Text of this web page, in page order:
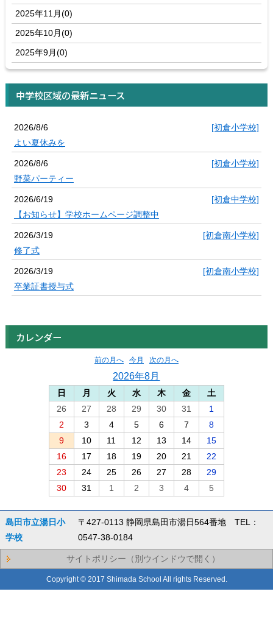
2025年11月(0)
2025年10月(0)
2025年9月(0)
中学校区域の最新ニュース
2026/8/6
[初倉小学校]
よい夏休みを
2026/8/6
[初倉小学校]
野菜パーティー
2026/6/19
[初倉中学校]
【お知らせ】学校ホームページ調整中
2026/3/19
[初倉南小学校]
修了式
2026/3/19
[初倉南小学校]
卒業証書授与式
カレンダー
前の月へ 今月 次の月へ
2026年8月
日 月 火 水 木 金
土
26
27 28 29 30 31
1
2
3 4 5 6 7
8
9
10 11 12 13 14
15
16
17 18 19 20 21
22
23
24 25 26 27 28
29
30
31 1 2 3 4 5
島田市立湯日小
学校
〒427-0113 静岡県島田市湯日564番地 TEL：
0547-38-0184
サイトポリシー（別ウインドウで開く）
Copyright © 2017 Shimada School All rights Reserved.